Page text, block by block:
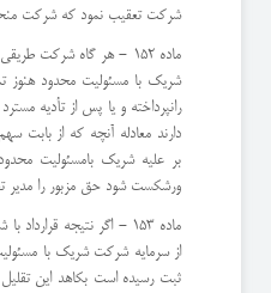
شركت تعقیب نمود كه شركت
ماده 152 - هر گاه شركت
شریك با مسئولیت محدود هنوز
را‌نپرداخته و یا پس از تأدیه
دارند معادله آنچه كه از بابت
بر علیه شریك با‌مسئولیت
ورشكست شود حق مزبور را مدیر
ماده 153 - اگر نتیجه
از سرمایه شركت شریك با
ثبت رسیده است بكاهد این